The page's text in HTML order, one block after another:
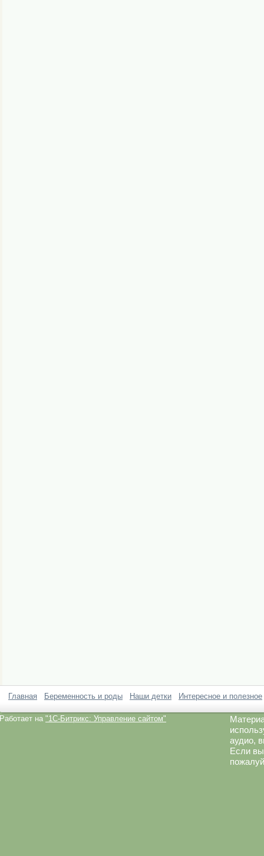
Главная Беременность и роды Наши детки Интересное и полезное
Работает на "1C-Битрикс: Управление сайтом"
аудио,
Если вы